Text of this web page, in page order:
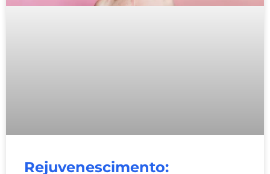
Rejuvenescimento: